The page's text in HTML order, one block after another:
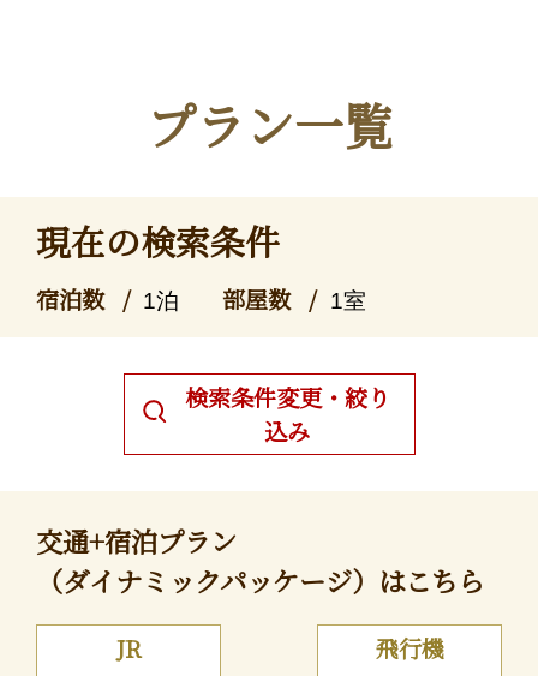
プラン一覧
現在の検索条件
宿泊数 1泊 部屋数 1室
検索条件変更・絞り
込み
交通+宿泊プラン
（ダイナミックパッケージ）はこちら
JR
飛行機